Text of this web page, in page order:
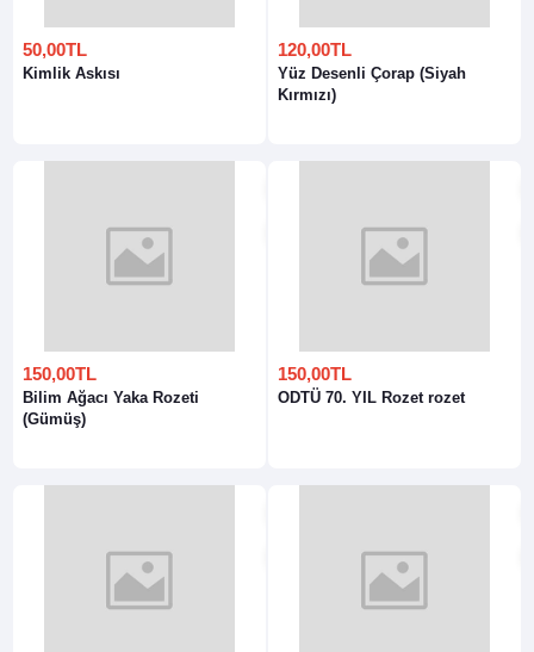
50,00TL
Kimlik Askısı
120,00TL
Yüz Desenli Çorap (Siyah
Kırmızı)
150,00TL
Bilim Ağacı Yaka Rozeti
(Gümüş)
150,00TL
ODTÜ 70. YIL Rozet rozet